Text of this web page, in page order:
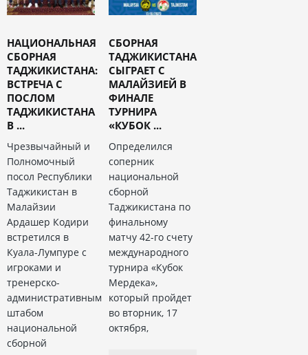
НАЦИОНАЛЬНАЯ
СБОРНАЯ
ТАДЖИКИСТАНА:
ВСТРЕЧА С
ПОСЛОМ
ТАДЖИКИСТАНА
В ...
Чрезвычайный и
Полномочный
посол Республики
Таджикистан в
Малайзии
Ардашер Кодири
встретился в
Куала-Лумпуре с
игроками и
тренерско-
административным
штабом
национальной
сборной
СБОРНАЯ
ТАДЖИКИСТАНА
СЫГРАЕТ С
МАЛАЙЗИЕЙ В
ФИНАЛЕ
ТУРНИРА
«КУБОК ...
Определился
соперник
национальной
сборной
Таджикистана по
финальному
матчу 42-го счету
международного
турнира «Кубок
Мердека»,
который пройдет
во вторник, 17
октября,